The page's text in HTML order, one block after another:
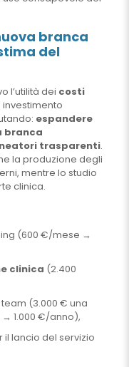
branca
del
l’utilità dei costi
espandere
branca
trasparenti.
la produzione degli
mentre lo studio
clinica.
(600 €/mese →
clinica (2.400
(3.000 € una
1.000 €/anno),
il lancio del servizio